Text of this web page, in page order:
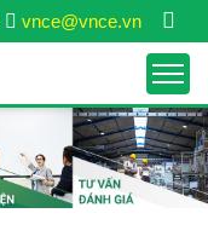
vnce@vnce.vn